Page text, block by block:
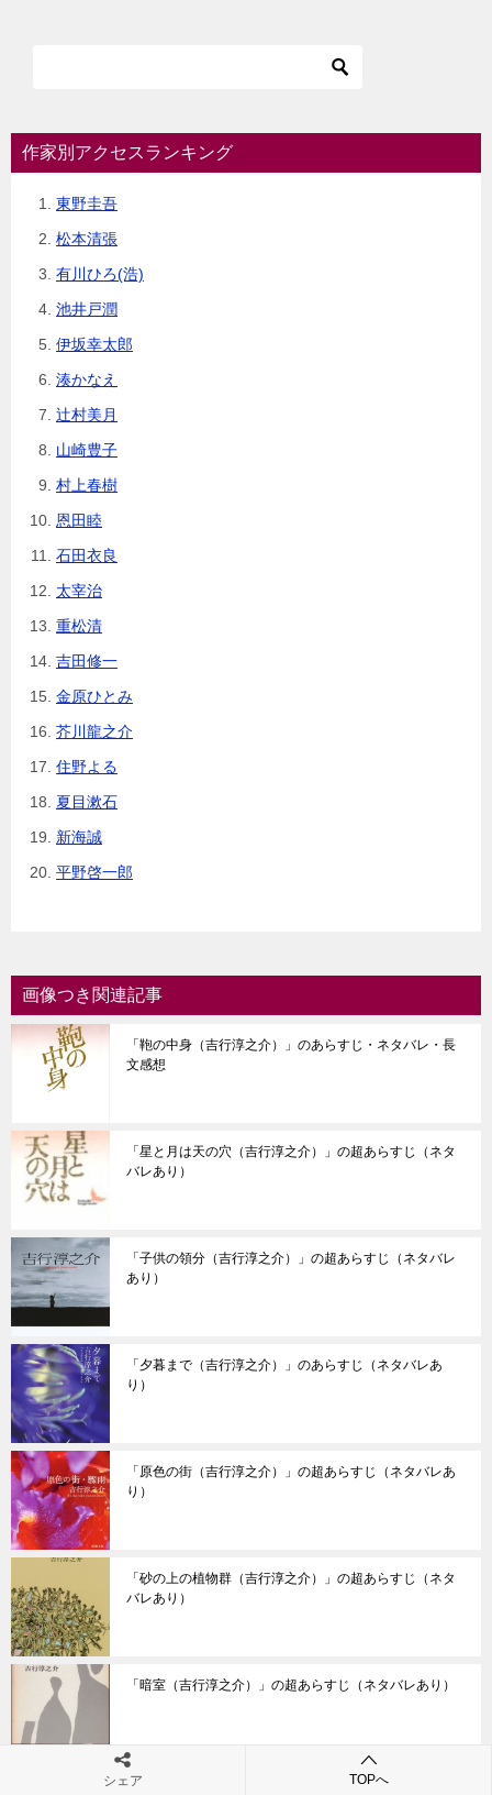
作家別アクセスランキング
東野圭吾
松本清張
有川ひろ(浩)
池井戸潤
伊坂幸太郎
湊かなえ
辻村美月
山崎豊子
村上春樹
恩田睦
石田衣良
太宰治
重松清
吉田修一
金原ひとみ
芥川龍之介
住野よる
夏目漱石
新海誠
平野啓一郎
画像つき関連記事
「鞄の中身（吉行淳之介）」のあらすじ・ネタバレ・長
文感想
「星と月は天の穴（吉行淳之介）」の超あらすじ（ネタ
バレあり）
「子供の領分（吉行淳之介）」の超あらすじ（ネタバレ
あり）
「夕暮まで（吉行淳之介）」のあらすじ（ネタバレあ
り）
「原色の街（吉行淳之介）」の超あらすじ（ネタバレあ
り）
「砂の上の植物群（吉行淳之介）」の超あらすじ（ネタ
バレあり）
「暗室（吉行淳之介）」の超あらすじ（ネタバレあり）
シェア TOPへ